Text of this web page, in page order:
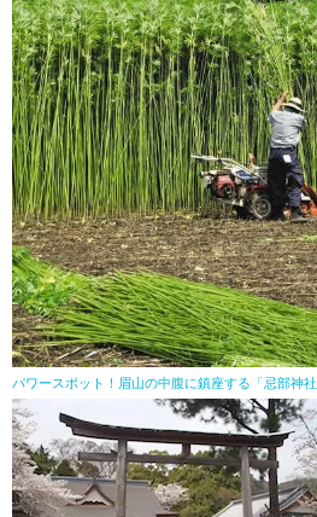
パワースポット！眉山の中腹に鎮座する「忌部神